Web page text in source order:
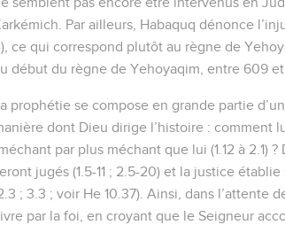
Par ailleurs, Habaquq dénonce
ce qui correspond plutôt au règne de
début du règne de Yehoyaqim, entre 609
La prophétie se compose en grande partie
dont Dieu dirige l’histoire : comment
par plus méchant que lui (1.12 à 2.1)
jugés (1.5-11 ; 2.5-20) et la justice
; 3.3 ; voir He 10.37). Ainsi, dans l’attente
par la foi, en croyant que le Seigneur